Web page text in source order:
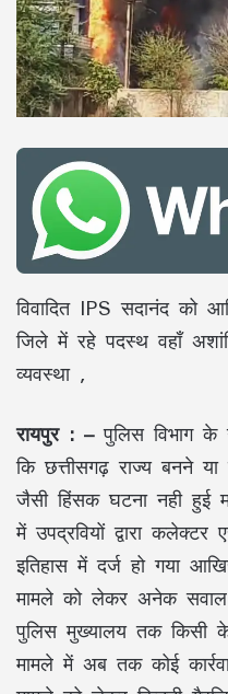
विवादित IPS सदानंद को
जिले में रहे पदस्थ वहाँ
व्यवस्था ,
रायपुर : –पुलिस विभाग के
कि छत्तीसगढ़ राज्य बनने
जैसी हिंसक घटना नही हुई
में उपद्रवियों द्वारा
इतिहास में दर्ज हो गया
मामले को लेकर अनेक
पुलिस मुख्यालय तक किसी
मामले में अब तक कोई